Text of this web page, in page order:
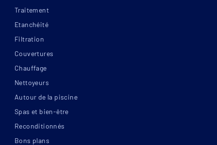
Traitement
Etanchéité
Filtration
Couvertures
Chauffage
Nettoyeurs
Autour de la piscine
Spas et bien-être
Reconditionnés
Bons plans